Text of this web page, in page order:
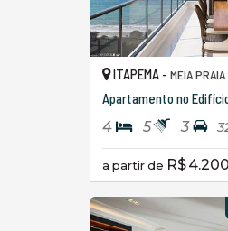
ITAPEMA - MEIA PRAIA
4 5 3
a partir de R$